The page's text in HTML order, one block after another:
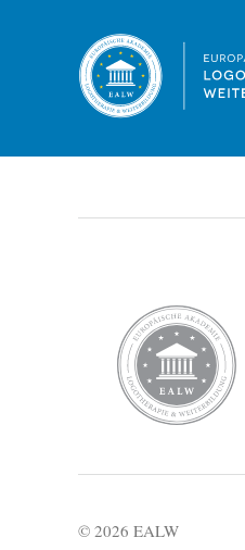
Diplomarbeit-,
Dateigröße: 266.65
© 2026 EALW